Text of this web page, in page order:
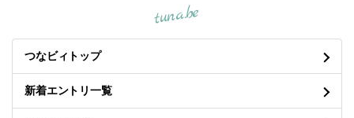
tuna.be
つなビィトップ
新着エントリ一覧